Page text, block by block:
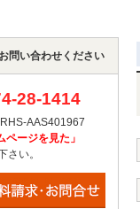
問い合わせください
28-1414
AAS401967
ージを見た」
さい。